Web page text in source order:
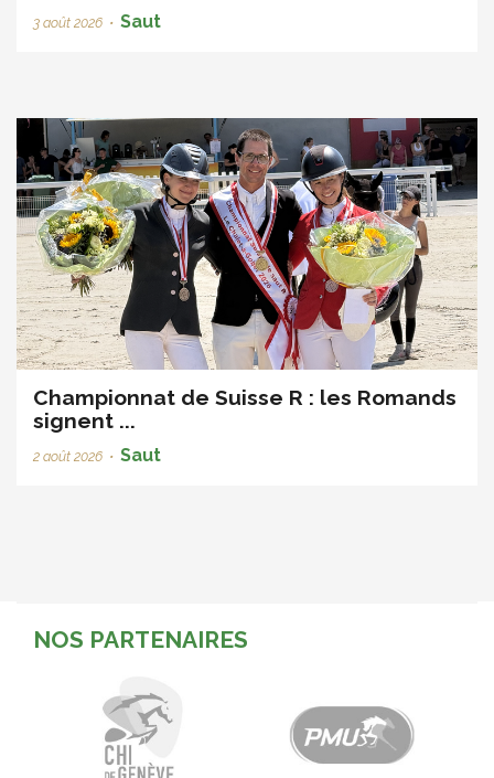
3 août 2026 • Saut
Championnat de Suisse R : les Romands
signent ...
2 août 2026 • Saut
NOS PARTENAIRES